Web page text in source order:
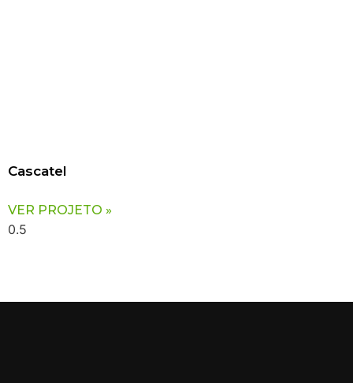
Cascatel
VER PROJETO »